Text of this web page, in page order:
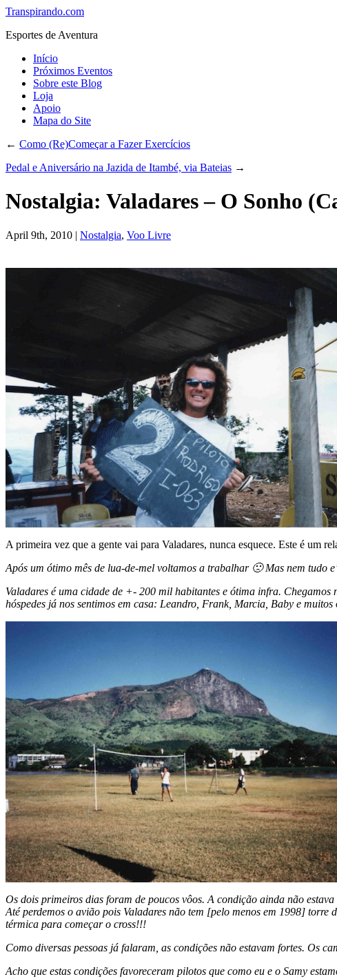
Transpirando.com
Esportes de Aventura
Início
Próximos Eventos
Sobre este Blog
Loja
Apoio
Mapa do Site
← Como (Re)Começar a Fazer Exercícios
Pedal e Aniversário na Jazida de Itambé, via Bateias →
Nostalgia: Valadares – O Sonho
April 9th, 2010 | Nostalgia, Voo Livre
A primeira vez que a gente vai para Valadares, nunca esquece. Este é um
Após um ótimo mês de lua-de-mel voltamos a trabalhar 🙁 Mas nem tudo
Valadares é uma cidade de +- 200 mil habitantes e ótima infra.
hóspedes já nos sentimos em casa: Leandro, Frank, Marcia, Baby e muitos
Os dois primeiros dias foram de poucos vôos. A condição ainda não
Até perdemos o avião pois Valadares não tem [pelo menos em 1998]
térmica para começar o cross!!!
Como diversas pessoas já falaram, as condições não estavam fortes. Os
Acho que estas condições favoreceram pilotos que como eu e o Samy